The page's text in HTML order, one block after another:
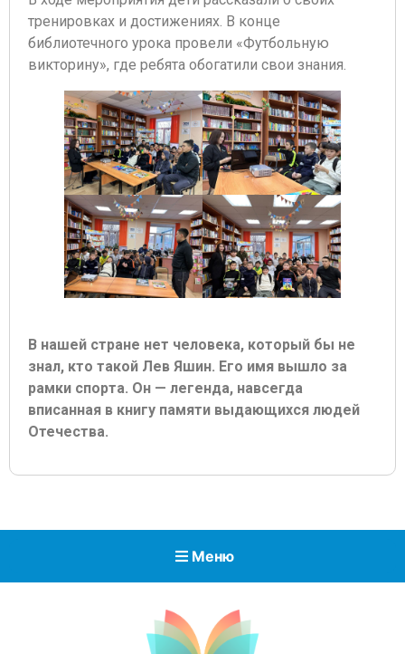
тренировках и достижениях. В конце
библиотечного урока провели «Футбольную
викторину», где ребята обогатили свои знания.
В нашей стране нет человека, который бы не
знал, кто такой Лев Яшин. Его имя вышло за
рамки спорта. Он — легенда, навсегда
вписанная в книгу памяти выдающихся людей
Отечества.
Меню